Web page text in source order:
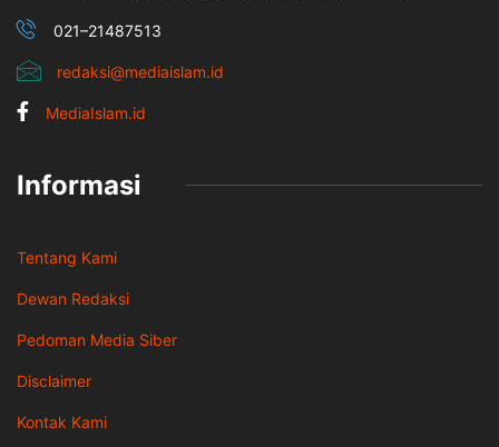
021–21487513
redaksi@mediaislam.id
MediaIslam.id
Informasi
Tentang Kami
Dewan Redaksi
Pedoman Media Siber
Disclaimer
Kontak Kami